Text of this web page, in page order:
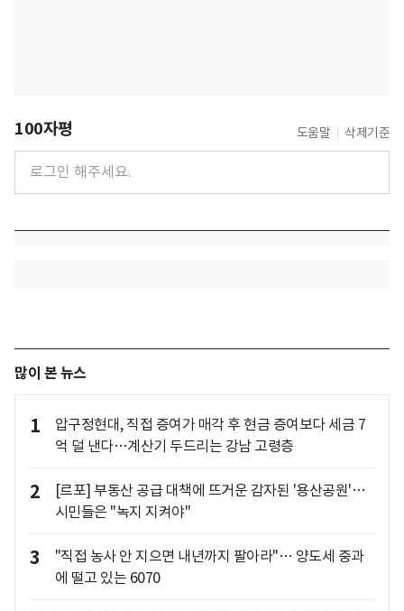
100자평 도움말 삭제기준
많이 본 뉴스
1
압구정현대, 직접 증여가 매각 후 현금 증여보다 세금 7
억 덜 낸다…계산기 두드리는 강남 고령층
2
[르포] 부동산 공급 대책에 뜨거운 감자된 '용산공원'…
시민들은 "녹지 지켜야"
3
"직접 농사 안 지으면 내년까지 팔아라"… 양도세 중과
에 떨고 있는 6070